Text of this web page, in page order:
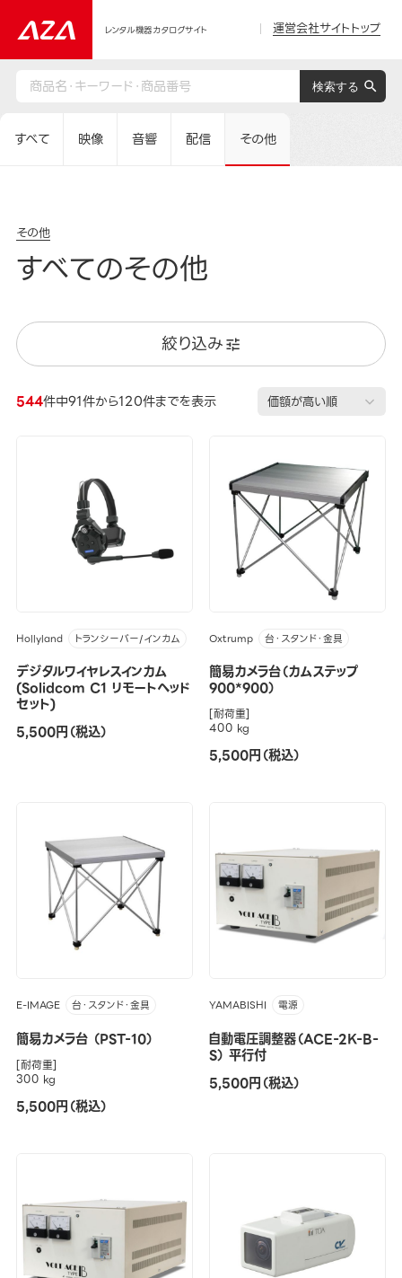
レンタル機器カタログサイト 運営会社サイトトップ
すべて 映像 音響 配信 その他
その他
すべてのその他
絞り込み
544件中91件から120件までを表示
Hollyland トランシーバー/インカム
デジタルワイヤレスインカム
(Solidcom C1 リモートヘッド
セット)
5,500円（税込）
Oxtrump 台・スタンド・金具
簡易カメラ台（カムステップ
900*900）
[耐荷重]
400 kg
5,500円（税込）
E-IMAGE 台・スタンド・金具
簡易カメラ台 （PST-10）
[耐荷重]
300 kg
5,500円（税込）
YAMABISHI 電源
自動電圧調整器（ACE-2K-B-
S） 平行付
5,500円（税込）